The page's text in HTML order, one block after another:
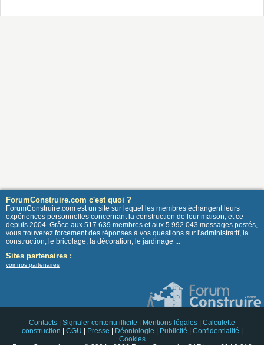
ForumConstruire.com c'est quoi ?
ForumConstruire.com est un site sur lequel les membres échangent leurs
expériences personnelles concernant la construction de leur maison, et ce
depuis 2004. Grâce aux 517 639 membres et aux 5 992 043 messages postés,
vous trouverez forcement des réponses à vos questions sur l'administratif, la
construction, le bricolage, la décoration, le jardinage ...
Sites partenaires :
voir nos partenaires
Contacts Signaler contenu illicite Mentions légales
Calculette
construction
CGU Presse Déontologie Publicité Confidentialité
Cookies